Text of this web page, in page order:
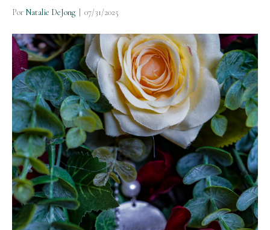
Por Natalie DeJong 07/31/2025